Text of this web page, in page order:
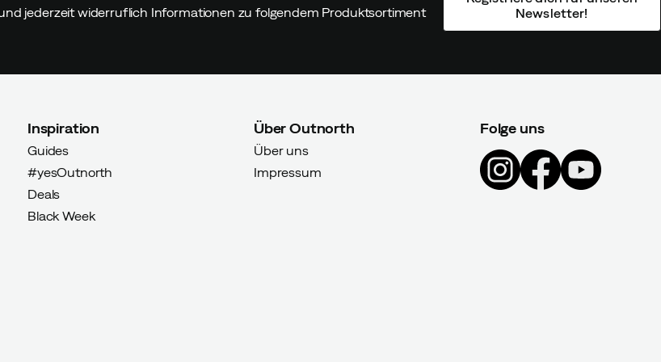
jederzeit widerruflich Informationen zu folgendem Produktsortiment
Newsletter!
Inspiration
Guides
#yesOutnorth
Deals
Black Week
Über Outnorth
Über uns
Impressum
Folge uns